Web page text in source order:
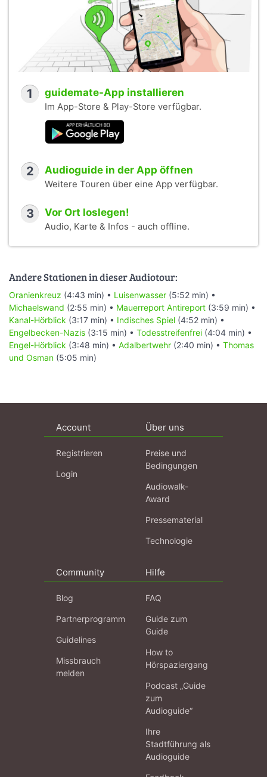
1 guidemate-App installieren
Im App-Store & Play-Store verfügbar.
2 Audioguide in der App öffnen
Weitere Touren über eine App verfügbar.
3 Vor Ort loslegen!
Audio, Karte & Infos - auch offline.
Andere Stationen in dieser Audiotour:
Oranienkreuz (4:43 min) • Luisenwasser (5:52 min) •
Michaelswand (2:55 min) • Mauerreport Antireport (3:59 min) •
Kanal-Hörblick (3:17 min) • Indisches Spiel (4:52 min) •
Engelbecken-Nazis (3:15 min) • Todesstreifenfrei (4:04 min) •
Engel-Hörblick (3:48 min) • Adalbertwehr (2:40 min) • Thomas
und Osman (5:05 min)
Account
Registrieren
Login
Über uns
Preise und
Bedingungen
Audiowalk-
Award
Pressematerial
Technologie
Community
Blog
Partnerprogramm
Guidelines
Missbrauch
melden
Hilfe
FAQ
Guide zum
Guide
How to
Hörspaziergang
Podcast „Guide
zum
Audioguide“
Ihre
Stadtführung als
Audioguide